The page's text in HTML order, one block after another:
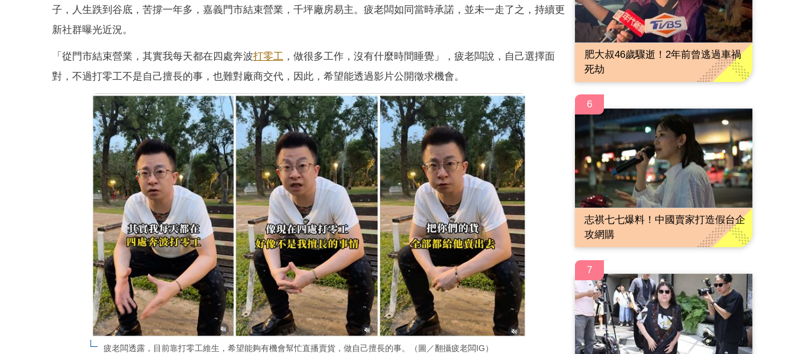
子，人生跌到谷底，苦撐一年多，嘉義門市結束營業，千坪廠房易主。疲老闆如同當時承諾，並未一走了之，持續更
新社群曝光近況。
「從門市結束營業，其實我每天都在四處奔波打零工 ，做很多工作，沒有什麼時間睡覺」，疲老闆說，自己選擇面
對，不過打零工不是自己擅長的事，也難對廠商交代，因此，希望能透過影片公開徵求機會。
疲老闆透露，目前靠打零工維生，希望能夠有機會幫忙直播賣貨，做自己擅長的事。（圖／翻攝疲老闆IG）
肥大叔46歲驟逝！2年前曾逃過車禍
死劫
6
志祺七七爆料！中國賣家打造假台企
攻網購
7